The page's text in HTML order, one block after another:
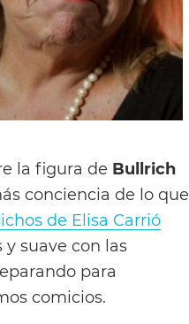
la figura de Bullrich
conciencia de lo que
de Elisa Carrió
suave con las
para
comicios.